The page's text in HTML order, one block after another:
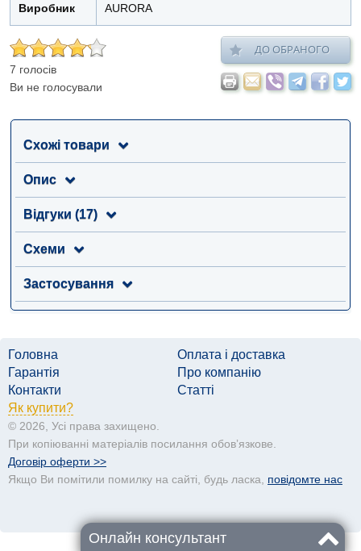
Виробник AURORA
7 голосів
Ви не голосували
ДО ОБРАНОГО
Схожі товари
Опис
Відгуки (17)
Схеми
Застосування
Головна
Оплата і доставка
Гарантія
Про компанію
Контакти
Статті
Як купити?
© 2026, Усі права захищено.
При копіюванні матеріалів посилання обовʼязкове.
Договір оферти >>
Якщо Ви помітили помилку на сайті, будь ласка, повідомте нас
Онлайн консультант